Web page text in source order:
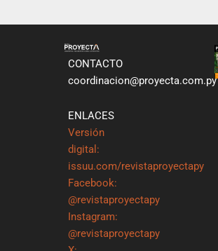
CONTACTO
coordinacion@proyecta.com.py
ENLACES
Versión
digital:
issuu.com/revistaproyectapy
Facebook:
@revistaproyectapy
Instagram:
@revistaproyectapy